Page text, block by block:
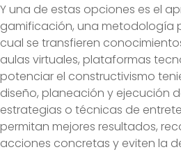
Y una de estas opciones es el
gamificación, una metodología
cual se transfieren
aulas virtuales, plataformas
potenciar el constructivismo
diseño, planeación y ejecución
estrategias o técnicas de
permitan mejores resultados,
acciones concretas y eviten la